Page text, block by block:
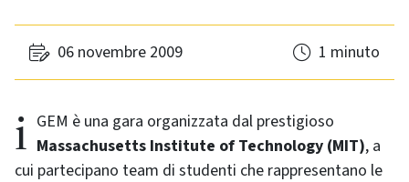
06 novembre 2009 1 minuto
iGEM è una gara organizzata dal prestigioso
Massachusetts Institute of Technology (MIT), a
cui partecipano team di studenti che rappresentano le